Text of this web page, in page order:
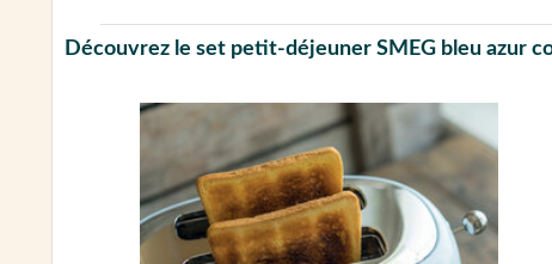
Découvrez le set petit-déjeuner SMEG bleu azur